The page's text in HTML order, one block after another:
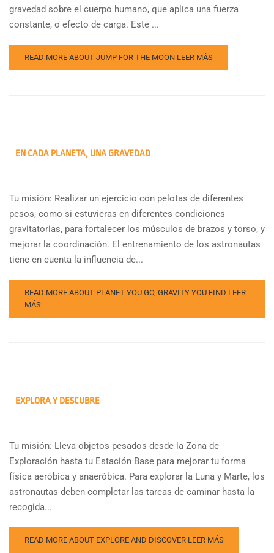
gravedad sobre el cuerpo humano, que aplica una fuerza
constante, o efecto de carga. Este ...
READ MORE ABOUT JUMP FOR THE MOON LEER MÁS
EN CADA PLANETA, UNA GRAVEDAD
Tu misión: Realizar un ejercicio con pelotas de diferentes
pesos, como si estuvieras en diferentes condiciones
gravitatorias, para fortalecer los músculos de brazos y torso, y
mejorar la coordinación. El entrenamiento de los astronautas
tiene en cuenta la influencia de...
READ MORE ABOUT PLANET YOU GO, GRAVITY YOU FIND LEER
MÁS
EXPLORA Y DESCUBRE
Tu misión: Lleva objetos pesados desde la Zona de
Exploración hasta tu Estación Base para mejorar tu forma
física aeróbica y anaeróbica. Para explorar la Luna y Marte, los
astronautas deben completar las tareas de caminar hasta la
recogida...
READ MORE ABOUT EXPLORE AND DISCOVER LEER MÁS